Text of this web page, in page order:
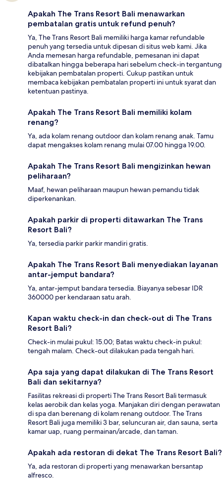
Apakah The Trans Resort Bali menawarkan
pembatalan gratis untuk refund penuh?
Ya, The Trans Resort Bali memiliki harga kamar refundable
penuh yang tersedia untuk dipesan di situs web kami. Jika
Anda memesan harga refundable, pemesanan ini dapat
dibatalkan hingga beberapa hari sebelum check-in tergantung
kebijakan pembatalan properti. Cukup pastikan untuk
membaca kebijakan pembatalan properti ini untuk syarat dan
ketentuan pastinya.
Apakah The Trans Resort Bali memiliki kolam
renang?
Ya, ada kolam renang outdoor dan kolam renang anak. Tamu
dapat mengakses kolam renang mulai 07.00 hingga 19.00.
Apakah The Trans Resort Bali mengizinkan hewan
peliharaan?
Maaf, hewan peliharaan maupun hewan pemandu tidak
diperkenankan.
Apakah parkir di properti ditawarkan The Trans
Resort Bali?
Ya, tersedia parkir parkir mandiri gratis.
Apakah The Trans Resort Bali menyediakan layanan
antar-jemput bandara?
Ya, antar-jemput bandara tersedia. Biayanya sebesar IDR
360000 per kendaraan satu arah.
Kapan waktu check-in dan check-out di The Trans
Resort Bali?
Check-in mulai pukul: 15.00; Batas waktu check-in pukul:
tengah malam. Check-out dilakukan pada tengah hari.
Apa saja yang dapat dilakukan di The Trans Resort
Bali dan sekitarnya?
Fasilitas rekreasi di properti The Trans Resort Bali termasuk
kelas aerobik dan kelas yoga. Manjakan diri dengan perawatan
di spa dan berenang di kolam renang outdoor. The Trans
Resort Bali juga memiliki 3 bar, seluncuran air, dan sauna, serta
kamar uap, ruang permainan/arcade, dan taman.
Apakah ada restoran di dekat The Trans Resort Bali?
Ya, ada restoran di properti yang menawarkan bersantap
alfresco.